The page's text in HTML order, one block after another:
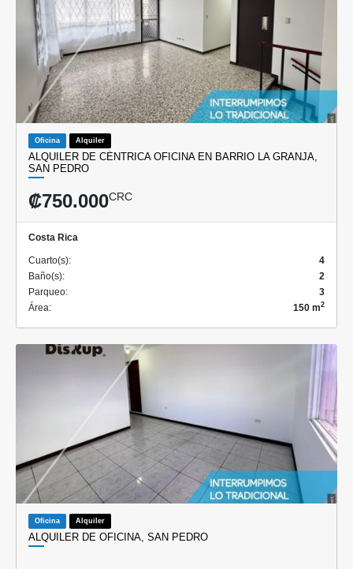
Oficina Alquiler
ALQUILER DE CÉNTRICA OFICINA EN BARRIO LA GRANJA,
SAN PEDRO
₡750.000CRC
Costa Rica
Cuarto(s):
4
Baño(s):
2
Parqueo:
3
Área:
150 m2
Oficina Alquiler
ALQUILER DE OFICINA, SAN PEDRO